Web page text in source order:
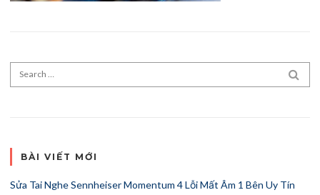
Search for:
BÀI VIẾT MỚI
Sửa Tai Nghe Sennheiser Momentum 4 Lỗi Mất Âm 1 Bên Uy Tín